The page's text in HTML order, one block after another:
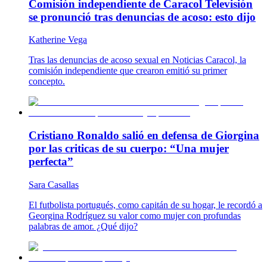
Comisión independiente de Caracol Televisión
se pronunció tras denuncias de acoso: esto dijo
Katherine Vega
Tras las denuncias de acoso sexual en Noticias Caracol, la
comisión independiente que crearon emitió su primer
concepto.
Cristiano Ronaldo salió en defensa de Giorgina
por las criticas de su cuerpo: “Una mujer
perfecta”
Sara Casallas
El futbolista portugués, como capitán de su hogar, le recordó a
Georgina Rodríguez su valor como mujer con profundas
palabras de amor. ¿Qué dijo?